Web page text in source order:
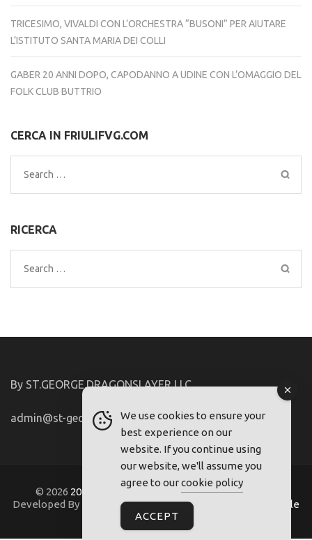
TRICESIMO, VIVALDI CON L’ORCHESTRA “BUSONI” PER AIUTARE
L’ISTITUTO SANTA MARIA DEI COLLI
GABER 20 ANNI DOPO, CAPODANNO A UDINE CON L’OMAGGIO DEL
FOLK CLUB BUTTRIO
CERCA IN FRIULIFVG.COM
Search
for:
RICERCA
Search
for:
By ST.GEORGE.DRAGONSLAYER LLC
admin@st-george-dragonslayer.com
© 2026 2021-22.FriuliVG.com
. Metro Magazine Pro |
Developed By
Rara Theme. Powered by Regole
We use cookies to ensure your
best experience on our
website. If you continue using
our website, we'll assume you
agree to ourcookie policy
ACCEPT